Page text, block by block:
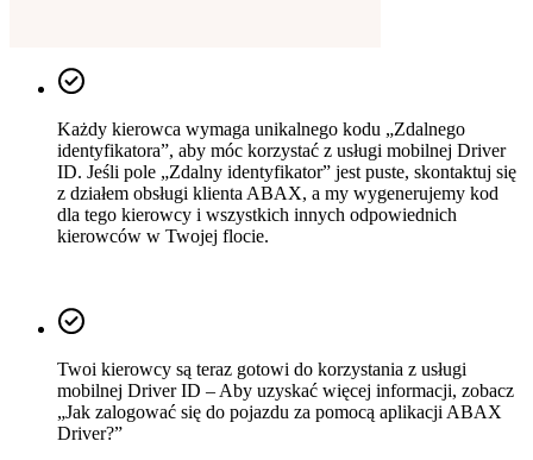
Każdy kierowca wymaga unikalnego kodu „Zdalnego
identyfikatora”, aby móc korzystać z usługi mobilnej Driver
ID. Jeśli pole „Zdalny identyfikator” jest puste, skontaktuj się
z działem obsługi klienta ABAX, a my wygenerujemy kod
dla tego kierowcy i wszystkich innych odpowiednich
kierowców w Twojej flocie.
Twoi kierowcy są teraz gotowi do korzystania z usługi
mobilnej Driver ID – Aby uzyskać więcej informacji, zobacz
„Jak zalogować się do pojazdu za pomocą aplikacji ABAX
Driver?”